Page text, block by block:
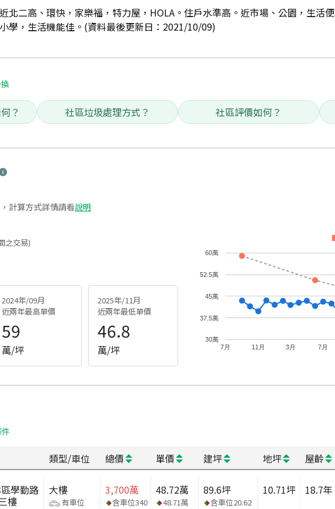
北二高、環快，家樂福，特力屋，HOLA。住戶水準高。近市場、公園，生活
學，生活機能佳。(資料最後更新日：2021/10/09)
？ 社區垃圾處理方式？ 社區評價如何？
計算方式詳情請看說明
之交易)
2024年/09月
近兩年最高單價
59
萬/坪
2025年/11月
近兩年最低單價
46.8
萬/坪 7月 11月 3月 7月
30萬
37.5萬
45萬
52.5萬
60萬
類型/車位 總價 單價 建坪 地坪 屋齡
學勤路
樓
大樓
有車位
3,700萬
含車位340
48.72萬
48.71萬
89.6坪
含車位20.62
10.71坪 18.7年